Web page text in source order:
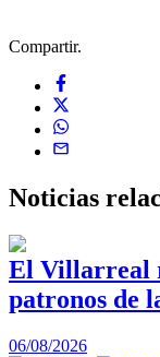
Compartir.
Noticias
El Villarreal
patronos de
06/08/2026